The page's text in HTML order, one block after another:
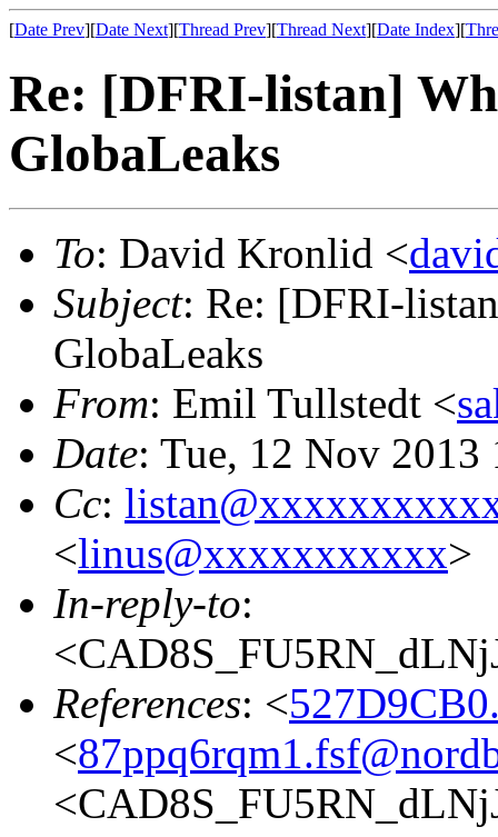
[Date Prev][Date Next][Thread Prev][Thread Next][Date Index][
Re: [DFRI-listan]
GlobaLeaks
To: David Kronlid <
Subject: Re: [DFRI-
GlobaLeaks
From: Emil Tullstedt <
Date: Tue, 12 Nov
Cc:
<linus@xxxxxxxxxxx>
In-reply-to:
References: <
<